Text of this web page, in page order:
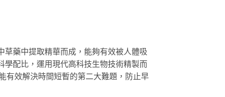
藥中提取精華而成，能夠有效被人體吸
學配比，運用現代高科技生物技術精製而
有效解決時間短暫的第二大難題，防止早